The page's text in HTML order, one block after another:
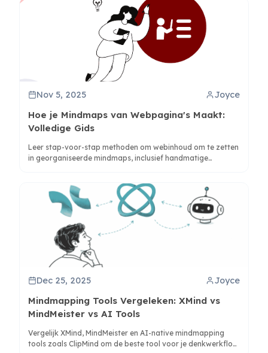
Nov 5, 2025 Joyce
Hoe je Mindmaps van Webpagina's Maakt:
Volledige Gids
Leer stap-voor-stap methoden om webinhoud om te zetten
in georganiseerde mindmaps, inclusief handmatige
Dec 25, 2025 Joyce
Mindmapping Tools Vergeleken: XMind vs
MindMeister vs AI Tools
Vergelijk XMind, MindMeister en AI-native mindmapping
tools zoals ClipMind om de beste tool voor je denkwerkflow